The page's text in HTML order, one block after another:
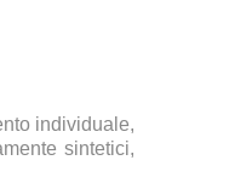
individuale,
sintetici,